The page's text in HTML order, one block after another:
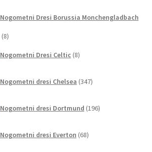
Nogometni Dresi Borussia Monchengladbach
88
Nogometni Dresi Celtic 8izdelkov
Nogometni dresi Chelsea 347izdelkov
Nogometni dresi Dortmund 196izdelkov
Nogometni dresi Everton 68izdelkov